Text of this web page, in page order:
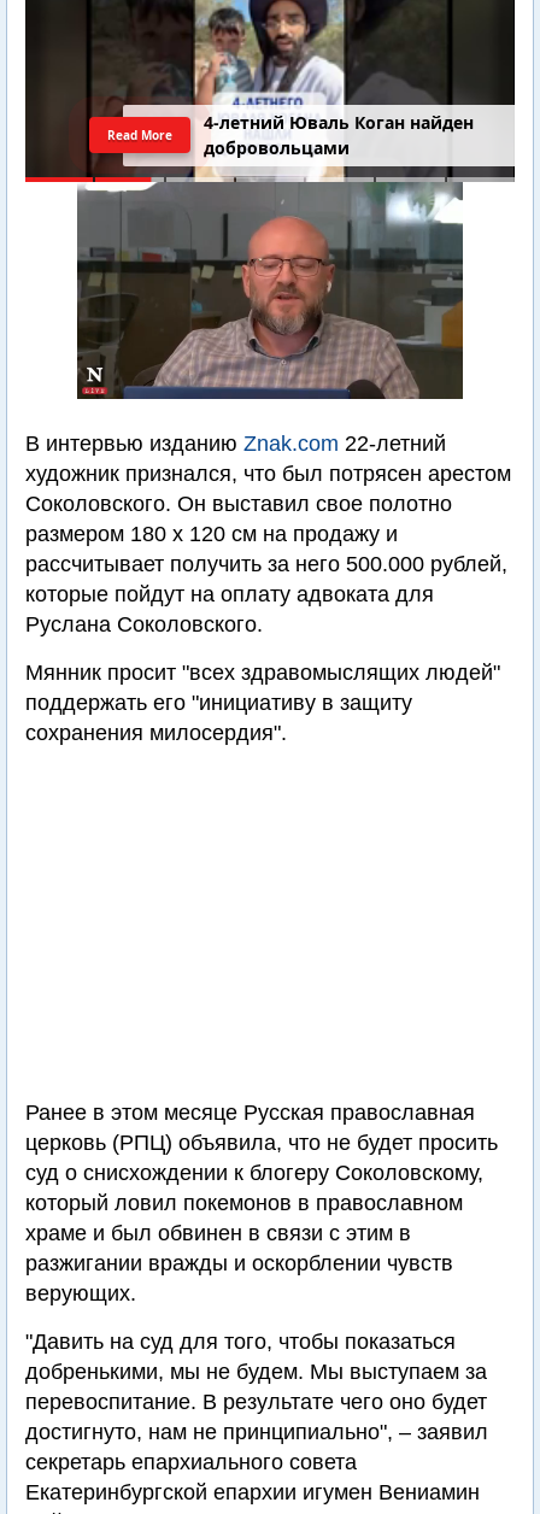
4-летний Юваль Коган найден
добровольцами
Read More
В интервью изданию Znak.com 22-летний
художник признался, что был потрясен арестом
Соколовского. Он выставил свое полотно
размером 180 х 120 см на продажу и
рассчитывает получить за него 500.000 рублей,
которые пойдут на оплату адвоката для
Руслана Соколовского.
Мянник просит "всех здравомыслящих людей"
поддержать его "инициативу в защиту
сохранения милосердия".
Ранее в этом месяце Русская православная
церковь (РПЦ) объявила, что не будет просить
суд о снисхождении к блогеру Соколовскому,
который ловил покемонов в православном
храме и был обвинен в связи с этим в
разжигании вражды и оскорблении чувств
верующих.
"Давить на суд для того, чтобы показаться
добренькими, мы не будем. Мы выступаем за
перевоспитание. В результате чего оно будет
достигнуто, нам не принципиально", – заявил
секретарь епархиального совета
Екатеринбургской епархии игумен Вениамин